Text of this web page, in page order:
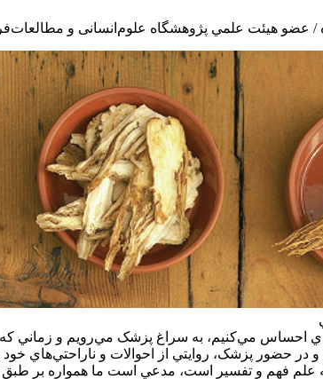
/ عضو هيئت علمي پژوهشگاه علوم‌انسانی و
احساس مي‌کنيم، به سراغ پزشک مي‌رويم و زماني
حضور پزشک، روايتي از احوالات و ناراحتي‌هاي خود
علم فهم و تفسير است، مدعي است ما همواره بر